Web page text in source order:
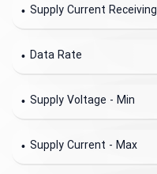
Supply Current Receiving
Data Rate
Supply Voltage - Min
Supply Current - Max